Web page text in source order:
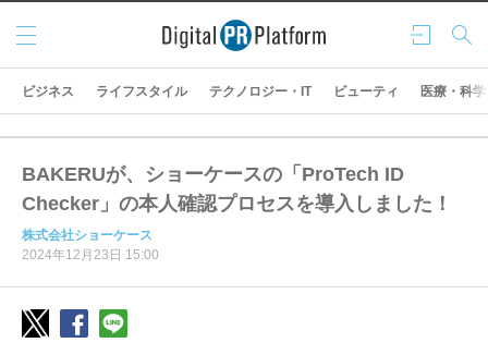
ログ
イン
検索
メニ
ュー
ビジネス ライフスタイル テクノロジー・IT ビューティ 医療・科学
BAKERUが、ショーケースの「ProTech ID
Checker」の本人確認プロセスを導入しました！
株式会社ショーケース
2024年12月23日 15:00